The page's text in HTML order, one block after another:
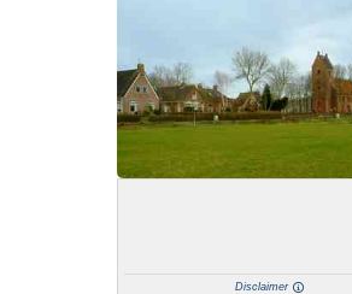
Disclaimer